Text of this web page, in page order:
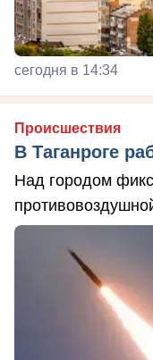
сегодня в 14:34
Происшествия
В Таганроге
Над городом